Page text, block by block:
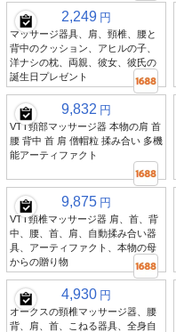
2,249 円
マッサージ器具、肩、頸椎、腰と
背中のクッション、アヒルの子、
洋ナシの枕、両親、彼女、彼氏の
誕生日プレゼント
9,832 円
VTT頸部マッサージ器 本物の肩 首
腰 背中 首 肩 僧帽粒 揉み合い 多機
能アーティファクト
9,875 円
VTT頸椎マッサージ器 肩、首、背
中、腰、首、肩、自動揉み合い器
具、アーティファクト、本物の母
からの贈り物
4,930 円
オークスの頸椎マッサージ器、腰
背、肩、首、こねる器具、全身自